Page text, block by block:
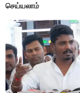
செய்யலாம்